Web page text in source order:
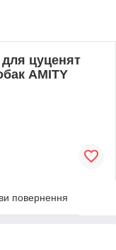
цуценят
AMITY
повернення